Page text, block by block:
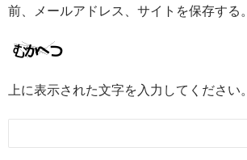
前、メールアドレス、サイトを保存する。
上に表示された文字を入力してください。